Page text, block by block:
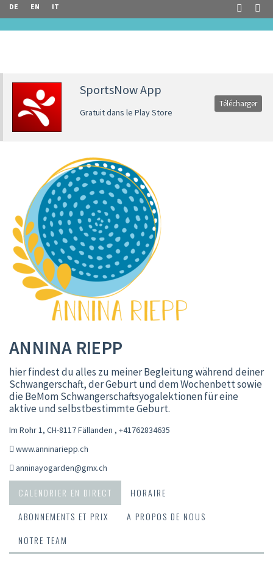
DE EN IT
SportsNow App
Gratuit dans le Play Store
Télécharger
ANNINA RIEPP
hier findest du alles zu meiner Begleitung während deiner
Schwangerschaft, der Geburt und dem Wochenbett sowie
die BeMom Schwangerschaftsyogalektionen für eine
aktive und selbstbestimmte Geburt.
Im Rohr 1, CH-8117 Fällanden , +41762834635
www.anninariepp.ch
anninayogarden@gmx.ch
CALENDRIER EN DIRECT
HORAIRE
ABONNEMENTS ET PRIX
A PROPOS DE NOUS
NOTRE TEAM